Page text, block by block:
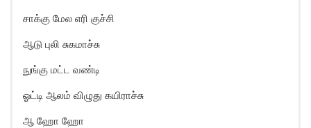
சாக்கு மேல எரி குச்சி
ஆடு புலி சுகமாச்சு
நுங்கு மட்ட வண்டி
ஓட்டி ஆலம் விழுது கயிராச்சு
ஆ ஹோ ஹோ